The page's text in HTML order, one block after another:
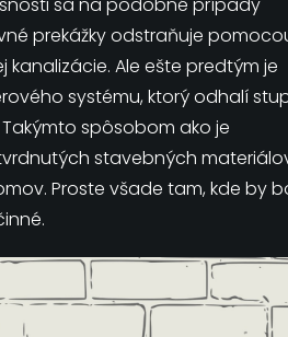
prekážky odstraňuje
Ale ešte predtým je
systému, ktorý odhalí
spôsobom ako je
stavebných
Proste všade tam, kde by